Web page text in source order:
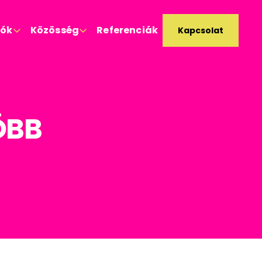
 Közösség Referenciák Kapcsolat